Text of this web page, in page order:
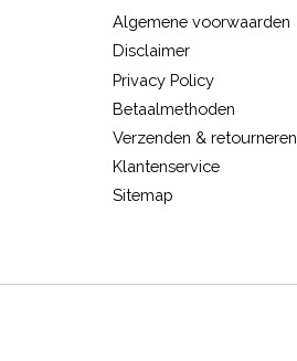
Algemene voorwaarden
Disclaimer
Privacy Policy
Betaalmethoden
Verzenden & retourneren
Klantenservice
Sitemap